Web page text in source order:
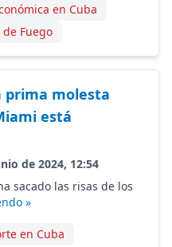
en Cuba
Fuego
prima molesta
está
de 2024, 12:54
sacado las risas de los
»
en Cuba